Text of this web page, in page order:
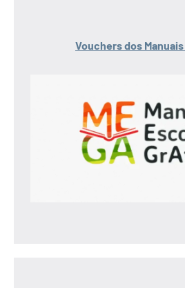
Vouchers dos